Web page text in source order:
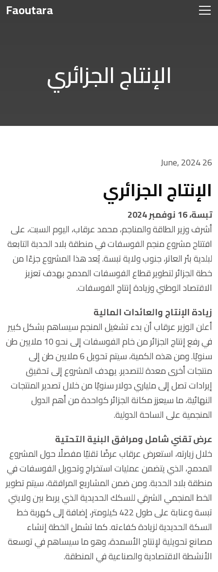
Faoutara
الإنتاج الجزائري
26 June, 2024
الإنتاج الجزائري
تبسة، 16 نوفمبر 2024
أشرف وزير الطاقة والمناجم، محمد عرقاب، اليوم السبت، على
افتتاح مشروع منجم الفوسفات في منطقة بلاد الحدبة التابعة
لبلدية بئر العاتر، جنوب ولاية تبسة. يُعد هذا المشروع جزءًا من
خطة الجزائر لتطوير قطاع الفوسفات المدمج بهدف تعزيز
الاقتصاد الوطني وزيادة إنتاج الفوسفات.
زيادة الإنتاج والعائدات المالية
أعلن الوزير عرقاب أن بدء تشغيل المنجم سيساهم بشكل كبير
في رفع إنتاج الجزائر من خام الفوسفات إلى نحو 10 ملايين طن
سنويًا. ومن هذه الكمية، سيتم تحويل 6 ملايين طن إلى
منتجات أخرى معدة للتصدير. يهدف المشروع إلى تحقيق
إيرادات تصل إلى ملياري دولار سنويًا من خلال تصدير المنتجات
النهائية، ما سيعزز مكانة الجزائر كواحدة من أهم الدول
المنجمية على الساحة الدولية.
عرض تقني شامل ومرافق البنية التحتية
خلال زيارته، استعرض عرقاب عرضًا تقنيًا مفصلًا حول المشروع
المدمج، الذي يتضمن عمليات استخراج وتحويل الفوسفات في
منطقة بلاد الحدبة. ومن ضمن المشاريع المرافقة، سيتم تطوير
الخط المنجمي الشرقي للسكك الحديدية الذي يربط بين ولايتي
تبسة وعنابة على طول 422 كيلومتر، إضافة إلى كهربة خط
السكة الحديدية لزيادة كفاءته. كما تشمل الخطة إنشاء
مصانع تحويلية لإنتاج الأسمدة، وهو ما سيساهم في توسعة
الأنشطة الاقتصادية والصناعية في المنطقة.